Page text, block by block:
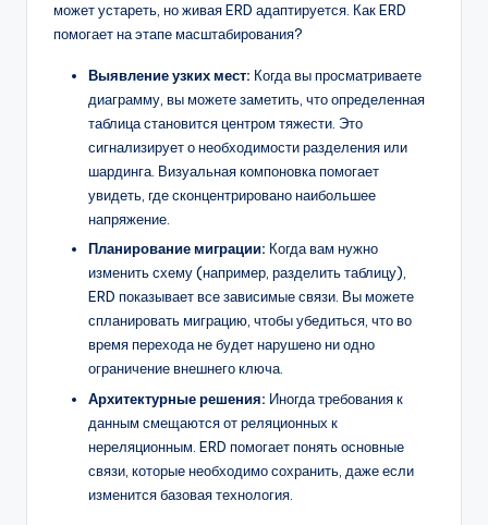
может устареть, но живая ERD адаптируется. Как ERD
помогает на этапе масштабирования?
Выявление узких мест: Когда вы просматриваете
диаграмму, вы можете заметить, что определенная
таблица становится центром тяжести. Это
сигнализирует о необходимости разделения или
шардинга. Визуальная компоновка помогает
увидеть, где сконцентрировано наибольшее
напряжение.
Планирование миграции: Когда вам нужно
изменить схему (например, разделить таблицу),
ERD показывает все зависимые связи. Вы можете
спланировать миграцию, чтобы убедиться, что во
время перехода не будет нарушено ни одно
ограничение внешнего ключа.
Архитектурные решения: Иногда требования к
данным смещаются от реляционных к
нереляционным. ERD помогает понять основные
связи, которые необходимо сохранить, даже если
изменится базовая технология.